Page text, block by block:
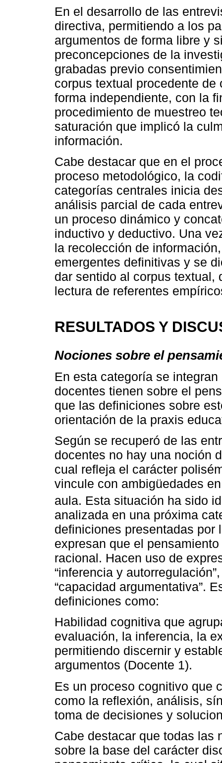
En el desarrollo de las
directiva, permitiendo a los
argumentos de forma libre y
preconcepciones de la
grabadas previo
corpus textual procedente
forma independiente, con la
procedimiento de muestreo
saturación que implicó la
información.
Cabe destacar que en el
proceso metodológico, la
categorías centrales inicia
análisis parcial de cada
un proceso dinámico y
inductivo y deductivo. Una
la recolección de
emergentes definitivas y se
dar sentido al corpus textual,
lectura de referentes
RESULTADOS Y
Nociones sobre el
En esta categoría se
docentes tienen sobre el
que las definiciones sobre
orientación de la praxis
Según se recuperó de las
docentes no hay una noción
cual refleja el carácter
vincule con ambigüedades
aula. Esta situación ha sido
analizada en una próxima
definiciones presentadas por
expresan que el
racional. Hacen uso de
“inferencia y
“capacidad argumentativa”.
definiciones como:
Habilidad cognitiva que
evaluación, la inferencia, la
permitiendo discernir y
argumentos (Docente 1).
Es un proceso cognitivo que
como la reflexión, análisis,
toma de decisiones y
Cabe destacar que todas las
sobre la base del carácter